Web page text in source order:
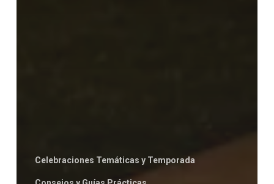
Celebraciones Temáticas y Temporada